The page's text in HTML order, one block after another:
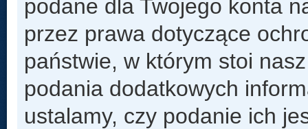
podane dla Twojego konta
przez prawa dotyczące
państwie, w którym stoi
podania dodatkowych
ustalamy, czy podanie ich